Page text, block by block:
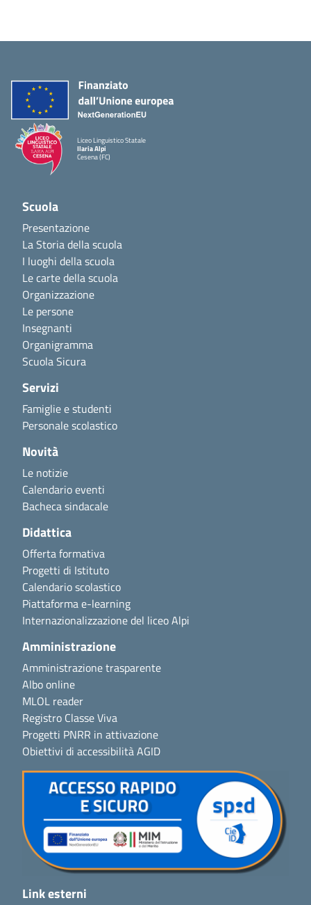
Liceo Linguistico Statale
Ilaria Alpi
Cesena (FC)
Scuola
Presentazione
La Storia della scuola
I luoghi della scuola
Le carte della scuola
Organizzazione
Le persone
Insegnanti
Organigramma
Scuola Sicura
Servizi
Famiglie e studenti
Personale scolastico
Novità
Le notizie
Calendario eventi
Bacheca sindacale
Didattica
Offerta formativa
Progetti di Istituto
Calendario scolastico
Piattaforma e-learning
Internazionalizzazione del liceo Alpi
Amministrazione
Amministrazione trasparente
Albo online
MLOL reader
Registro Classe Viva
Progetti PNRR in attivazione
Obiettivi di accessibilità AGID
Link esterni